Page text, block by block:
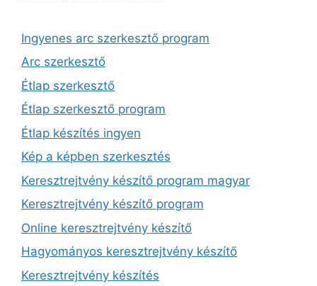
Ingyenes arc szerkesztő program
Arc szerkesztő
Étlap szerkesztő
Étlap szerkesztő program
Étlap készítés ingyen
Kép a képben szerkesztés
Keresztrejtvény készítő program magyar
Keresztrejtvény készítő program
Online keresztrejtvény készítő
Hagyományos keresztrejtvény készítő
Keresztrejtvény készítés